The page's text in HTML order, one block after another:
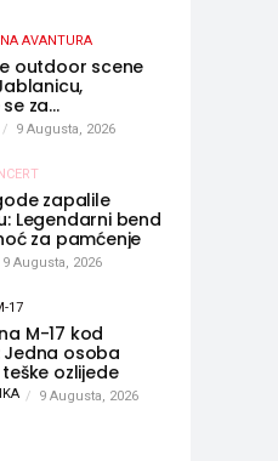
AVANTURA
outdoor scene
za
avanturu
9 Augusta, 2026
zapalile
Legendarni bend
za pamćenje
9 Augusta, 2026
17
M-17 kod
Jedna osoba
ozlijede
9 Augusta, 2026